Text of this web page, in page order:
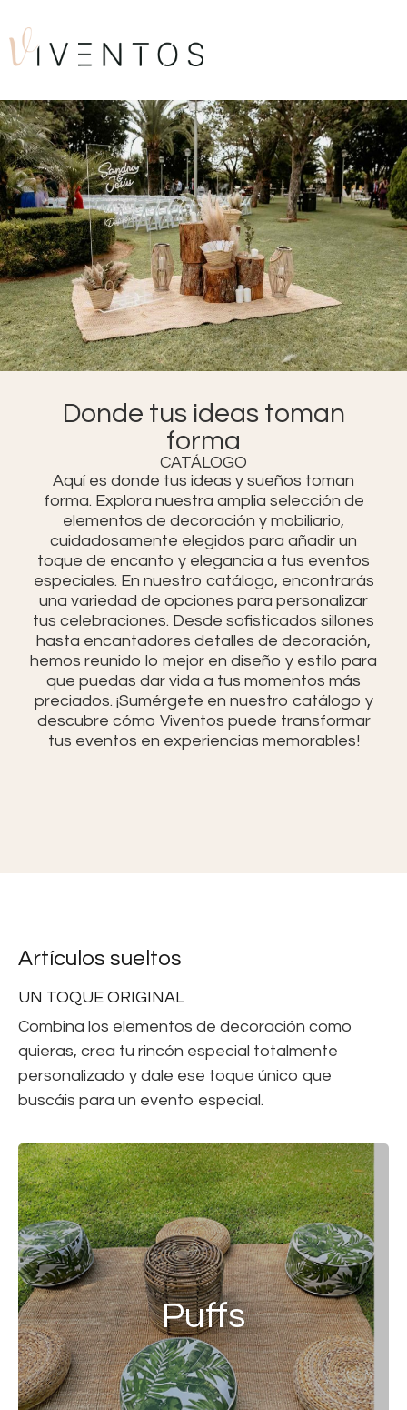
Donde tus ideas toman
forma
CATÁLOGO
Aquí es donde tus ideas y sueños toman
forma. Explora nuestra amplia selección de
elementos de decoración y mobiliario,
cuidadosamente elegidos para añadir un
toque de encanto y elegancia a tus eventos
especiales. En nuestro catálogo, encontrarás
una variedad de opciones para personalizar
tus celebraciones. Desde sofisticados sillones
hasta encantadores detalles de decoración,
hemos reunido lo mejor en diseño y estilo para
que puedas dar vida a tus momentos más
preciados. ¡Sumérgete en nuestro catálogo y
descubre cómo Viventos puede transformar
tus eventos en experiencias memorables!
Artículos sueltos
UN TOQUE ORIGINAL
Combina los elementos de decoración como
quieras, crea tu rincón especial totalmente
personalizado y dale ese toque único que
buscáis para un evento especial.
Puffs